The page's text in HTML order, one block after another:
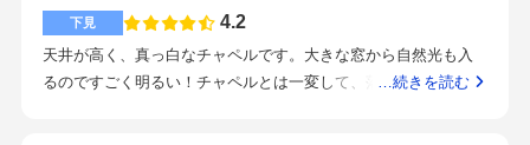
て料理をお任せして良いと思う方でした。駅から少し遠い感じ
がしますが、特に不便は無いと思います。スタッフ・プランナ
ーの方々の対応が丁寧で誠意が感じられました。会場や式に対
する疑問等にも的確なアドバイスを頂き親切に対応して貰いま
下見 4.2
天井が高く、真っ白なチャペルです。大きな窓から自然光も入
るのですごく明るい！チャペルとは一変して、落ち着いたナチ
…続きを読む